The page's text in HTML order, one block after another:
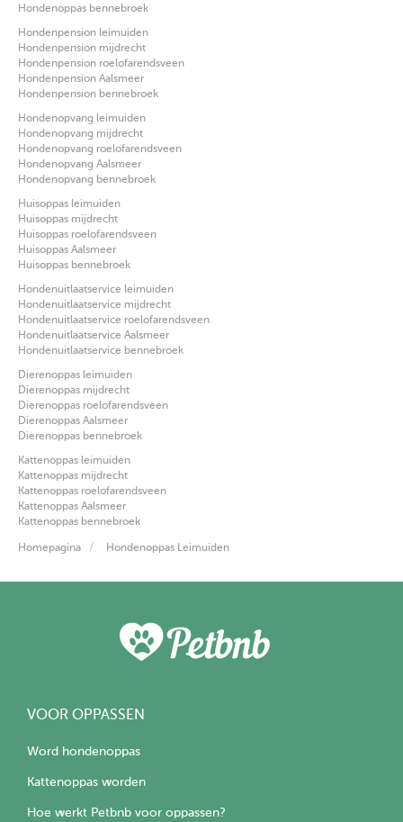
Hondenoppas bennebroek
Hondenpension leimuiden
Hondenpension mijdrecht
Hondenpension roelofarendsveen
Hondenpension Aalsmeer
Hondenpension bennebroek
Hondenopvang leimuiden
Hondenopvang mijdrecht
Hondenopvang roelofarendsveen
Hondenopvang Aalsmeer
Hondenopvang bennebroek
Huisoppas leimuiden
Huisoppas mijdrecht
Huisoppas roelofarendsveen
Huisoppas Aalsmeer
Huisoppas bennebroek
Hondenuitlaatservice leimuiden
Hondenuitlaatservice mijdrecht
Hondenuitlaatservice roelofarendsveen
Hondenuitlaatservice Aalsmeer
Hondenuitlaatservice bennebroek
Dierenoppas leimuiden
Dierenoppas mijdrecht
Dierenoppas roelofarendsveen
Dierenoppas Aalsmeer
Dierenoppas bennebroek
Kattenoppas leimuiden
Kattenoppas mijdrecht
Kattenoppas roelofarendsveen
Kattenoppas Aalsmeer
Kattenoppas bennebroek
Homepagina Hondenoppas Leimuiden
VOOR OPPASSEN
Word hondenoppas
Kattenoppas worden
Hoe werkt Petbnb voor oppassen?